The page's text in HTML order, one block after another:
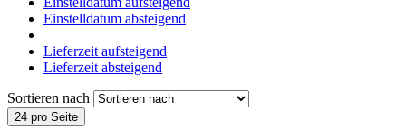
Einstelldatum absteigend
Lieferzeit aufsteigend
Lieferzeit absteigend
Sortieren nach
24 pro Seite